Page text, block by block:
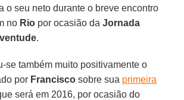
o seu neto durante o breve encontro
no Rio por ocasião daJornada
.
se também muito positivamente o
por Francisco sobre sua primeira
será em 2016, por ocasião do